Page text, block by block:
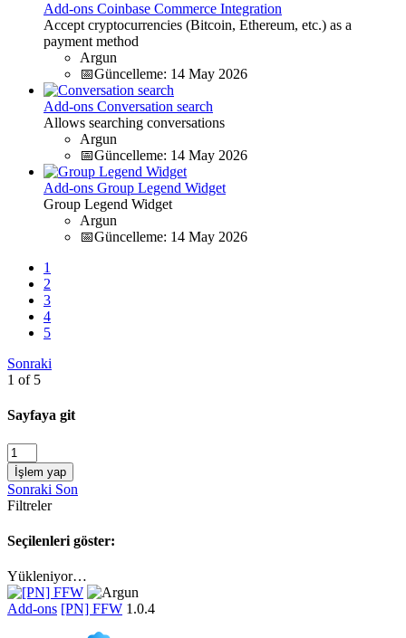
Add-ons Coinbase Commerce Integration
Accept cryptocurrencies (Bitcoin, Ethereum, etc.) as a
payment method
Argun
📅Güncelleme: 14 May 2026
Add-ons Conversation search
Allows searching conversations
Argun
📅Güncelleme: 14 May 2026
Add-ons Group Legend Widget
Group Legend Widget
Argun
📅Güncelleme: 14 May 2026
1
2
3
4
5
Sonraki
1 of 5
Sayfaya git
İşlem yap
Sonraki Son
Filtreler
Seçilenleri göster:
Yükleniyor…
Add-ons [PN] FFW 1.0.4